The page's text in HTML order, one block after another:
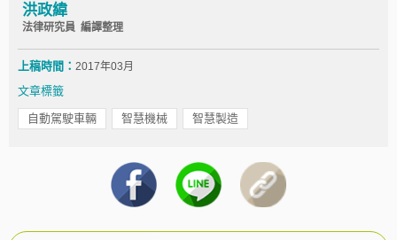
洪政緯
法律研究員 編譯整理
上稿時間： 2017年03月
文章標籤
自動駕駛車輛 智慧機械 智慧製造